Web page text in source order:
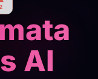
AI